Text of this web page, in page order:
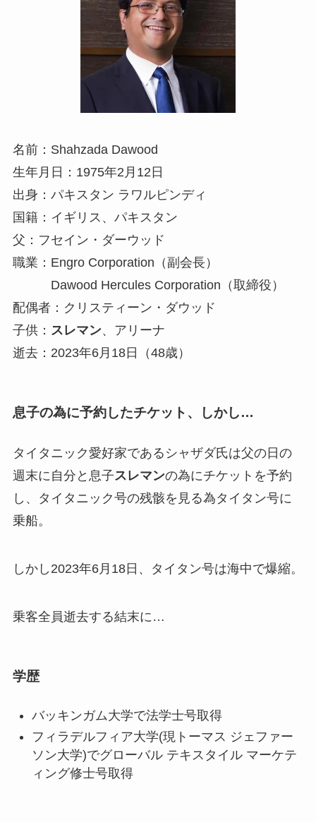
名前：Shahzada Dawood
生年月日：1975年2月12日
出身：パキスタン ラワルピンディ
国籍：イギリス、パキスタン
父：フセイン・ダーウッド
職業：Engro Corporation（副会長）
Dawood Hercules Corporation（取締役）
配偶者：クリスティーン・ダウッド
子供： スレマン、アリーナ
逝去：2023年6月18日（48歳）
息子の為に予約したチケット、しかし…
タイタニック愛好家であるシャザダ氏は父の日の
週末に自分と息子スレマンの為にチケットを予約
し、タイタニック号の残骸を見る為タイタン号に
乗船。
しかし2023年6月18日、タイタン号は海中で爆縮。
乗客全員逝去する結末に…
学歴
バッキンガム大学で法学士号取得
フィラデルフィア大学(現トーマス ジェファー
ソン大学)でグローバル テキスタイル マーケテ
ィング修士号取得